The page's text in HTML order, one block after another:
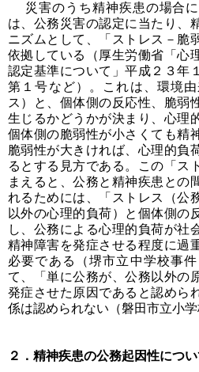
災害のうち精神疾患の場合
は、公務災害の認定に当たり、
ニズムとして、「ストレス－脆
依拠している（厚生労働省「心
認定基準について」平成２３年
第１号など）。これは、環境
ス）と、個体側の反応性、脆弱
生じるかどうかが決まり、心理
個体側の脆弱性が小さくても精
脆弱性が大きければ、心理的負
るとする見方である。この「ス
まえると、公務と精神疾患との
れるためには、「ストレス（公
以外の心理的負荷）と個体側の
し、公務による心理的負荷が社
精神障害を発症させる程度に過
必要である（堺市立中学校事
て、「単に公務が、公務以外の
発症させた原因であると認めら
係は認められない（磐田市立小学
２．精神疾患の公務起因性につ